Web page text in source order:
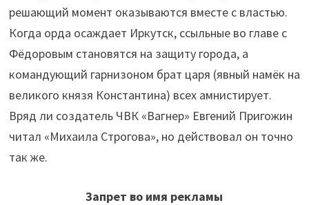
решающий момент оказываются вместе с властью.
Когда орда осаждает Иркутск, ссыльные во главе с
Фёдоровым становятся на защиту города, а
командующий гарнизоном брат царя (явный намёк на
великого князя Константина) всех амнистирует.
Вряд ли создатель ЧВК «Вагнер» Евгений Пригожин
читал «Михаила Строгова», но действовал он точно
так же.
Запрет во имя рекламы